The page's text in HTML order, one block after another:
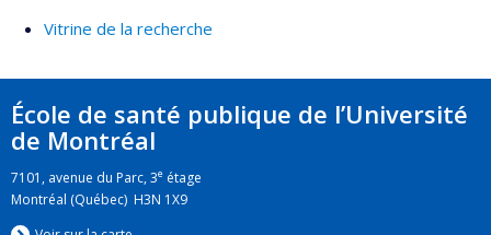
Vitrine de la recherche
École de santé publique de l’Université
de Montréal
7101, avenue du Parc, 3e étage
Montréal (Québec) H3N 1X9